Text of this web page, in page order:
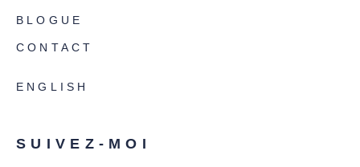
BLOGUE
CONTACT
ENGLISH
SUIVEZ-MOI